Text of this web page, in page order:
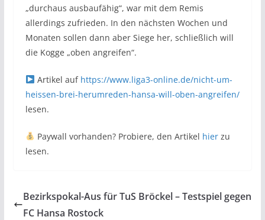
„durchaus ausbaufähig“, war mit dem Remis
allerdings zufrieden. In den nächsten Wochen und
Monaten sollen dann aber Siege her, schließlich will
die Kogge „oben angreifen“.
Artikel auf https://www.liga3-online.de/nicht-um-
heissen-brei-herumreden-hansa-will-oben-angreifen/
lesen.
Paywall vorhanden? Probiere, den Artikel hierzu
lesen.
Bezirkspokal-Aus für TuS Bröckel – Testspiel gegen
FC Hansa Rostock